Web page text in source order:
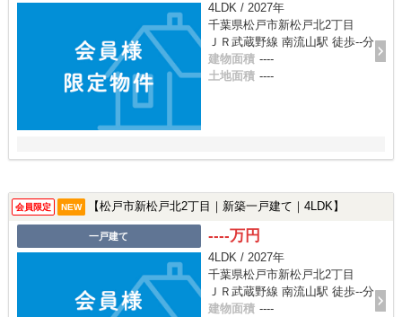
4LDK / 2027年
千葉県松戸市新松戸北2丁目
ＪＲ武蔵野線 南流山駅 徒歩--分
建物面積 ----
土地面積 ----
会員限定 NEW 【松戸市新松戸北2丁目｜新築一戸建て｜4LDK】
一戸建て ----万円
4LDK / 2027年
千葉県松戸市新松戸北2丁目
ＪＲ武蔵野線 南流山駅 徒歩--分
建物面積 ----